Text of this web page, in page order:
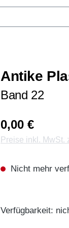
Antike
Band 22
0,00 €
Preise inkl. MwSt.
Nicht mehr
Verfügbarkeit: